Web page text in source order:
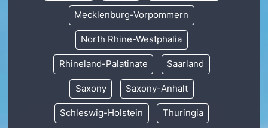
Mecklenburg-Vorpommern
North Rhine-Westphalia
Rhineland-Palatinate Saarland
Saxony Saxony-Anhalt
Schleswig-Holstein Thuringia